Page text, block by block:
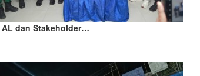
AL dan Stakeholder…